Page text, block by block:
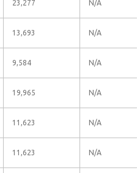
23,277 N/A
13,693 N/A
9,584 N/A
19,965 N/A
11,623 N/A
11,623 N/A